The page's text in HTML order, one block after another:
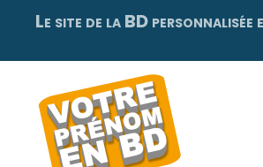
Skip
main
content
Le site de la BD personnalisée